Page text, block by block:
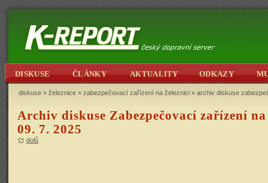
DISKUSE ČLÁNKY AKTUALITY ODKAZY
diskuse » železnice » zabezpečovací zařízení na železnici » archiv diskuse
Archiv diskuse Zabezpečovací zařízení
09. 7. 2025
dolů